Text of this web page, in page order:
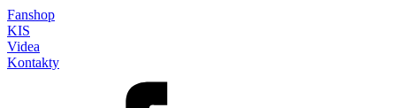
Fanshop
KIS
Videa
Kontakty